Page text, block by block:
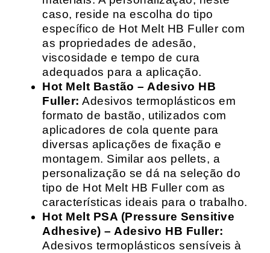
caso, reside na escolha do tipo
específico de Hot Melt HB Fuller com
as propriedades de adesão,
viscosidade e tempo de cura
adequados para a aplicação.
Hot Melt Bastão – Adesivo HB
Fuller: Adesivos termoplásticos em
formato de bastão, utilizados com
aplicadores de cola quente para
diversas aplicações de fixação e
montagem. Similar aos pellets, a
personalização se dá na seleção do
tipo de Hot Melt HB Fuller com as
características ideais para o trabalho.
Hot Melt PSA (Pressure Sensitive
Adhesive) – Adesivo HB Fuller:
Adesivos termoplásticos sensíveis à